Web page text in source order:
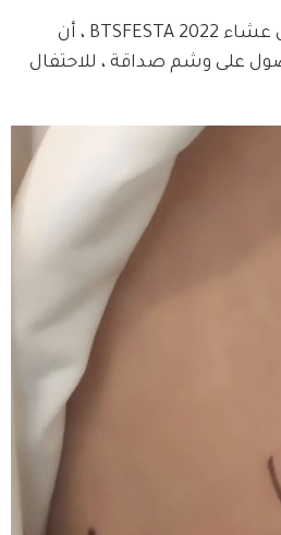
وكانت الفرقة كشف خلال عشاء BTSFESTA 2022 ، أن
على وشم صداقة ، للاحتفال